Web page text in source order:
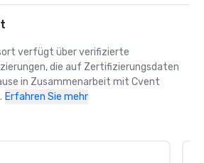
verfügt über verifizierte
die auf Zertifizierungsdaten
in Zusammenarbeit mit Cvent
Erfahren Sie mehr